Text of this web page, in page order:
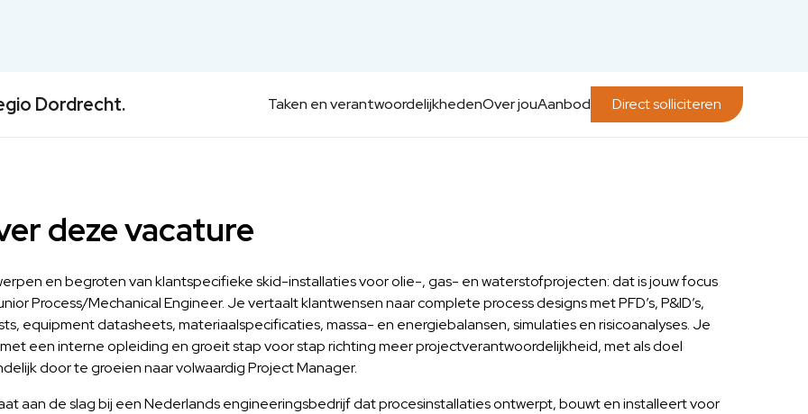
Dordrecht. Taken en verantwoordelijkhedenOver jouAanbod Direct solliciteren
deze vacature
en begroten van klantspecifieke skid-installaties voor olie-, gas- en waterstofprojecten: dat is jouw focus
Process/Mechanical Engineer. Je vertaalt klantwensen naar complete process designs met PFD’s, P&ID’s,
equipment datasheets, materiaalspecificaties, massa- en energiebalansen, simulaties en risicoanalyses. Je
een interne opleiding en groeit stap voor stap richting meer projectverantwoordelijkheid, met als doel
door te groeien naar volwaardig Project Manager.
aan de slag bij een Nederlands engineeringsbedrijf dat procesinstallaties ontwerpt, bouwt en installeert voor